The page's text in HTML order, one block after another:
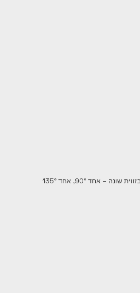
– אחד 90°, אחד 135°